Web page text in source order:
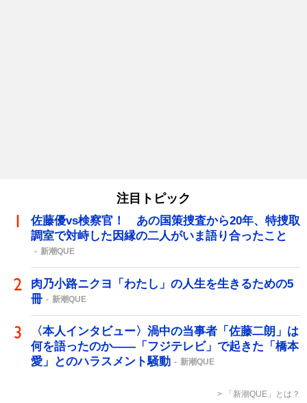
注目トピック
佐藤優vs検察官！ あの国策捜査から20年、特捜取
調室で対峙した因縁の二人がいま語り合ったこと
新潮QUE
肉乃小路ニクヨ「わたし」の人生を生きるための5
冊
新潮QUE
〈本人インタビュー〉渦中の当事者「佐藤二朗」は
何を語ったのか――「フジテレビ」で起きた「橋本
愛」とのハラスメント騒動
新潮QUE
「新潮QUE」とは？